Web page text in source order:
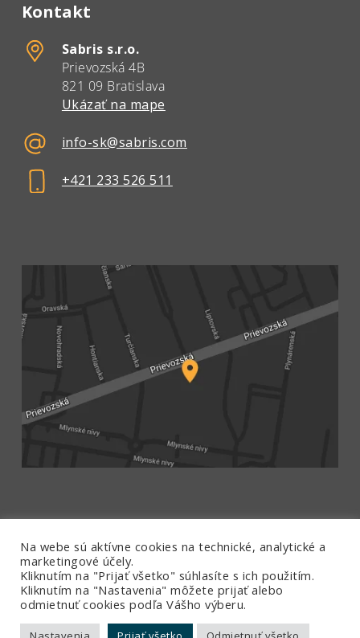
Kontakt
Sabris s.r.o.
Prievozská 4B
821 09 Bratislava
Ukázať na mape
info-sk@sabris.com
+421 233 526 511
Ochrana súkromia|Všetky práva vyhradené ©
Na webe sú aktívne cookies na technické, analytické a
marketingové účely.
Kliknutím na "Prijať všetko" súhlasíte s ich použitím.
Kliknutím na "Nastavenia" môžete prijať alebo
odmietnuť cookies podľa Vášho výberu.